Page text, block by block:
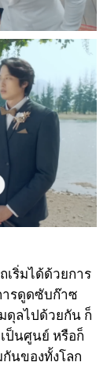
ริ่มได้ด้วยการ
ารดูดซับก๊าซ
ดุลไปด้วยกัน ก็
ป็นศูนย์ หรือก็
นของทั้งโลก